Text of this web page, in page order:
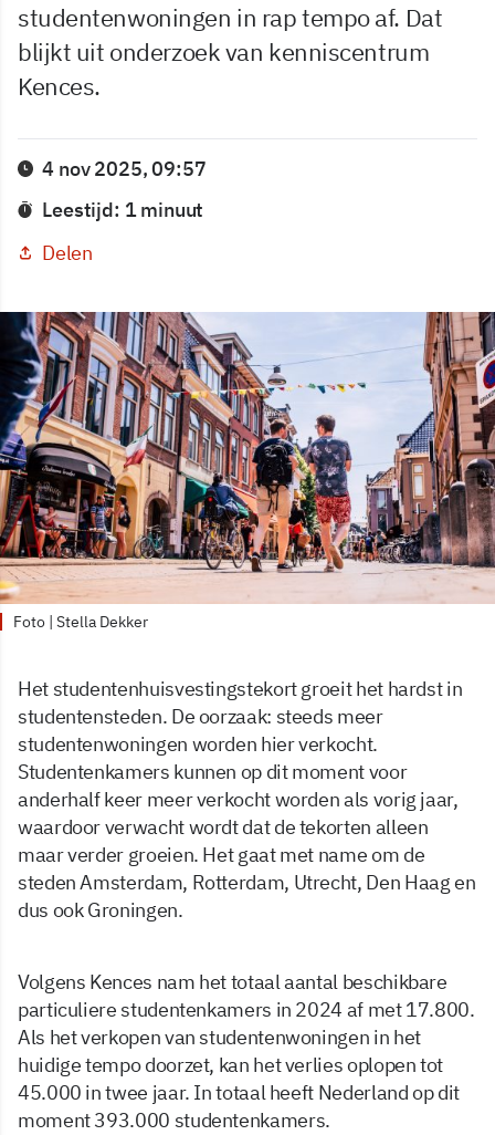
studentenwoningen in rap tempo af. Dat
blijkt uit onderzoek van kenniscentrum
Kences.
4 nov 2025, 09:57
Leestijd: 1 minuut
Delen
Foto | Stella Dekker
Het studentenhuisvestingstekort groeit het hardst in
studentensteden. De oorzaak: steeds meer
studentenwoningen worden hier verkocht.
Studentenkamers kunnen op dit moment voor
anderhalf keer meer verkocht worden als vorig jaar,
waardoor verwacht wordt dat de tekorten alleen
maar verder groeien. Het gaat met name om de
steden Amsterdam, Rotterdam, Utrecht, Den Haag en
dus ook Groningen.
Volgens Kences nam het totaal aantal beschikbare
particuliere studentenkamers in 2024 af met 17.800.
Als het verkopen van studentenwoningen in het
huidige tempo doorzet, kan het verlies oplopen tot
45.000 in twee jaar. In totaal heeft Nederland op dit
moment 393.000 studentenkamers.